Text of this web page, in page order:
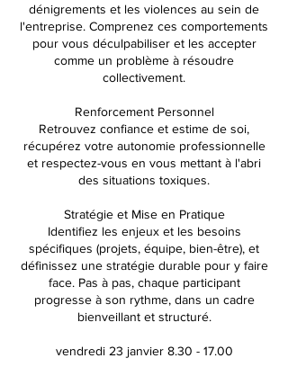
dénigrements et les violences au sein de
l'entreprise. Comprenez ces comportements
pour vous déculpabiliser et les accepter
comme un problème à résoudre
collectivement.
Renforcement Personnel
Retrouvez confiance et estime de soi,
récupérez votre autonomie professionnelle
et respectez-vous en vous mettant à l'abri
des situations toxiques.
Stratégie et Mise en Pratique
Identifiez les enjeux et les besoins
spécifiques (projets, équipe, bien-être), et
définissez une stratégie durable pour y faire
face. Pas à pas, chaque participant
progresse à son rythme, dans un cadre
bienveillant et structuré.
vendredi 23 janvier 8.30 - 17.00